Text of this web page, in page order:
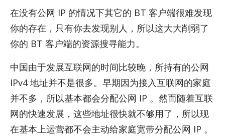
在没有公网 IP 的情况下其它的 BT 客户端很难发现
你的存在，只有你去发现别人，所以这大大削弱了
你的 BT 客户端的资源搜寻能力。
中国由于发展互联网的时间比较晚，所持有的公网
IPv4 地址并不是很多。早期因为接入互联网的家庭
并不多，所以基本都会分配公网 IP 。然而随着互联
网的快速发展，这些地址很快就不够用了，所以现
在基本上运营都不会主动给家庭宽带分配公网 IP 。